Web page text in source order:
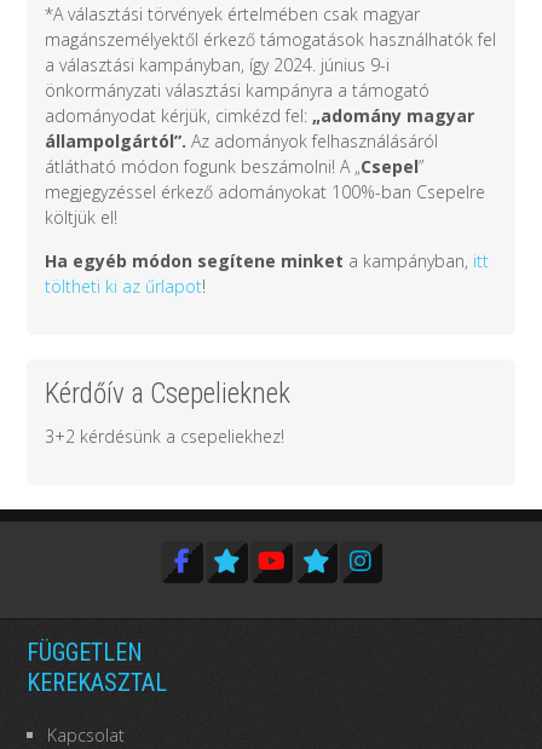
*A választási törvények értelmében csak magyar
magánszemélyektől érkező támogatások használhatók fel
a választási kampányban, így 2024. június 9-i
önkormányzati választási kampányra a támogató
adományodat kérjük, cimkézd fel: „adomány magyar
állampolgártól”.Az adományok felhasználásáról
átlátható módon fogunk beszámolni! A „Csepel”
megjegyzéssel érkező adományokat 100%-ban Csepelre
költjük el!
Ha egyéb módon segítene minket a kampányban, itt
töltheti ki az űrlapot!
Kérdőív a Csepelieknek
3+2 kérdésünk a csepeliekhez!
FÜGGETLEN
KEREKASZTAL
Kapcsolat